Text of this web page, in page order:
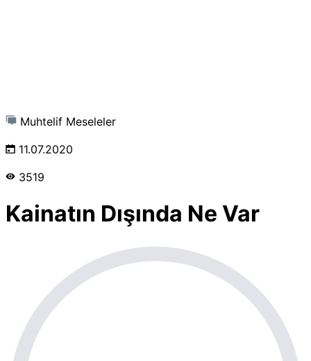
Muhtelif Meseleler
11.07.2020
3519
Kainatın Dışında Ne Var